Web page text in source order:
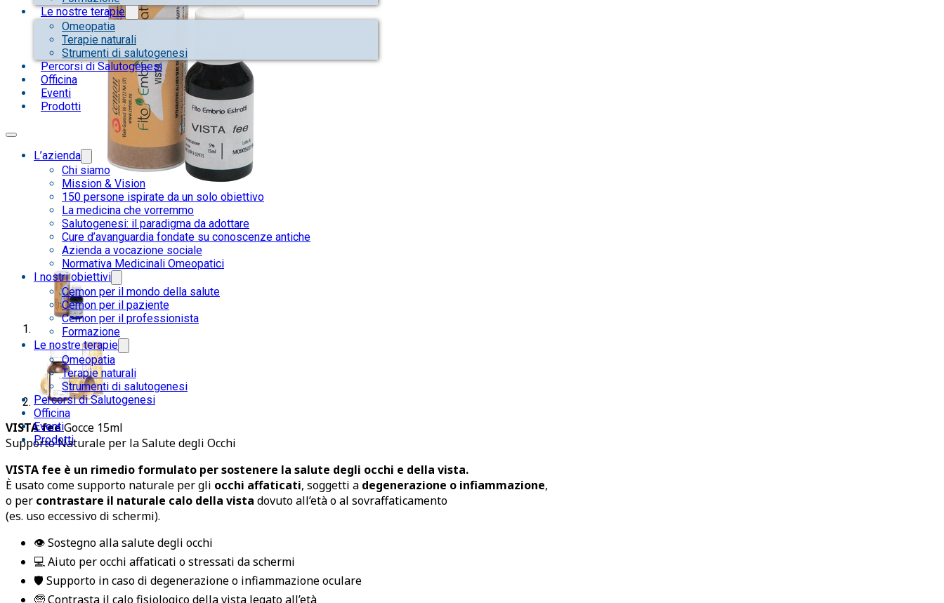
Le nostre terapie
Omeopatia
Terapie naturali
Strumenti di salutogenesi
Percorsi di Salutogenesi
Officina
Eventi
Prodotti
L’azienda
Chi siamo
Mission & Vision
150 persone ispirate da un solo obiettivo
La medicina che vorremmo
Salutogenesi: il paradigma da adottare
Cure d’avanguardia fondate su conoscenze antiche
Azienda a vocazione sociale
Normativa Medicinali Omeopatici
I nostri obiettivi
Cemon per il mondo della salute
Cemon per il paziente
Cemon per il professionista
Formazione
Le nostre terapie
Omeopatia
Terapie naturali
Strumenti di salutogenesi
Percorsi di Salutogenesi
Officina
Eventi
Prodotti
VISTA feeGocce 15ml
Supporto Naturale per la Salute degli Occhi
VISTA fee è un rimedio formulato per sostenere la salute degli occhi e della vista.
È usato come supporto naturale per gli occhi affaticati, soggetti a degenerazione o infiammazione,
o per contrastare il naturale calo della vista dovuto all’età o al sovraffaticamento
(es. uso eccessivo di schermi).
👁️ Sostegno alla salute degli occhi
💻 Aiuto per occhi affaticati o stressati da schermi
🛡 Supporto in caso di degenerazione o infiammazione oculare
🧓 Contrasta il calo fisiologico della vista legato all’età